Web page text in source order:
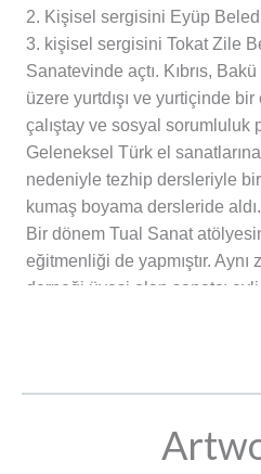
2. Kişisel sergisini Eyüp
3. kişisel sergisini Tokat Zile
Sanatevinde açtı. Kıbrıs,
üzere yurtdışı ve yurtiçinde
çalıştay ve sosyal sorumluluk
Geleneksel Türk el
nedeniyle tezhip dersleriyle
kumaş boyama dersleride aldı.
Bir dönem Tual Sanat
eğitmenliği de yapmıştır.
derneği üyesi olan sanatçı